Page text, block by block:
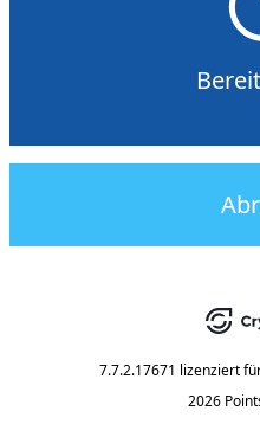
7.7.2.17671 lizenziert
2026